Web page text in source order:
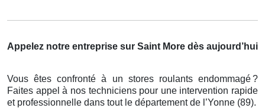
Appelez notre entreprise sur Saint More dès aujourd’hui
Vous êtes confronté à un stores roulants endommagé?
Faites appelà nos techniciens pour une intervention rapide
et professionnelle dans tout le département de l ’Yonne (89).